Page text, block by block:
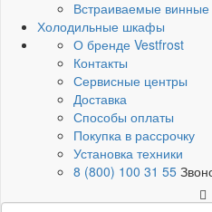
Встраиваемые
Холодильные шкафы
О бренде Vestfrost
Контакты
Сервисные центры
Доставка
Способы оплаты
Покупка в рассрочку
Установка техники
8 (800) 100 31 55